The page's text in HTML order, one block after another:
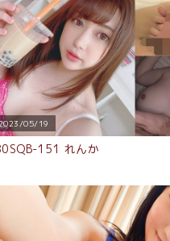
05/19
151 れんか